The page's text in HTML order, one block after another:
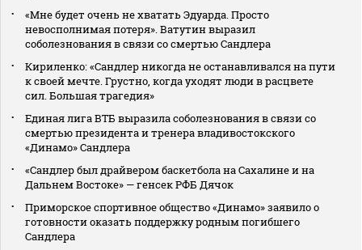
«Мне будет очень не хватать Эдуарда. Просто
невосполнимая потеря». Ватутин выразил
соболезнования в связи со смертью Сандлера
Кириленко: «Сандлер никогда не останавливался на пути
к своей мечте. Грустно, когда уходят люди в расцвете
сил. Большая трагедия»
Единая лига ВТБ выразила соболезнования в связи со
смертью президента и тренера владивостокского
«Динамо» Сандлера
«Сандлер был драйвером баскетбола на Сахалине и на
Дальнем Востоке» — генсек РФБ Дячок
Приморское спортивное общество «Динамо» заявило о
готовности оказать поддержку родным погибшего
Сандлера